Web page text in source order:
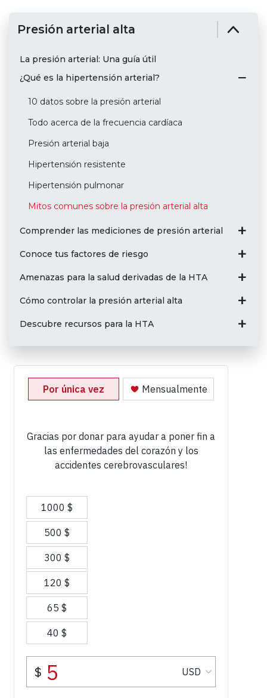
Presión arterial alta
La presión arterial: Una guía útil
¿Qué es la hipertensión arterial?
10 datos sobre la presión arterial
Todo acerca de la frecuencia cardíaca
Presión arterial baja
Hipertensión resistente
Hipertensión pulmonar
Mitos comunes sobre la presión arterial alta
Comprender las mediciones de presión arterial
Conoce tus factores de riesgo
Amenazas para la salud derivadas de la HTA
Cómo controlar la presión arterial alta
Descubre recursos para la HTA